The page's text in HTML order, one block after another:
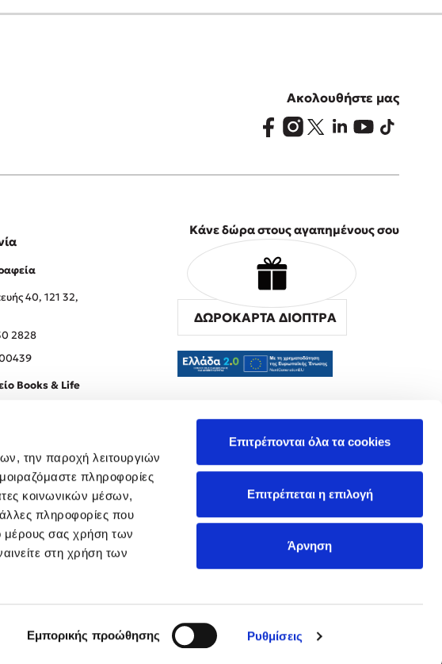
την παροχή λειτουργιών
πληροφορίες
κοινωνικών μέσων,
πληροφορίες που
μέρους σας χρήση των
στη χρήση των
Εμπορικής προώθησης Ρυθμίσεις
Επιτρέπονται όλα τα cookies
Επιτρέπεται η επιλογή
Άρνηση
Ακολουθήστε μας
40, 121 32,
2828
Books & Life
Κάνε δώρα στους αγαπημένους σου
ΔΩΡΟΚΑΡΤΑ ΔΙΟΠΤΡΑ
by